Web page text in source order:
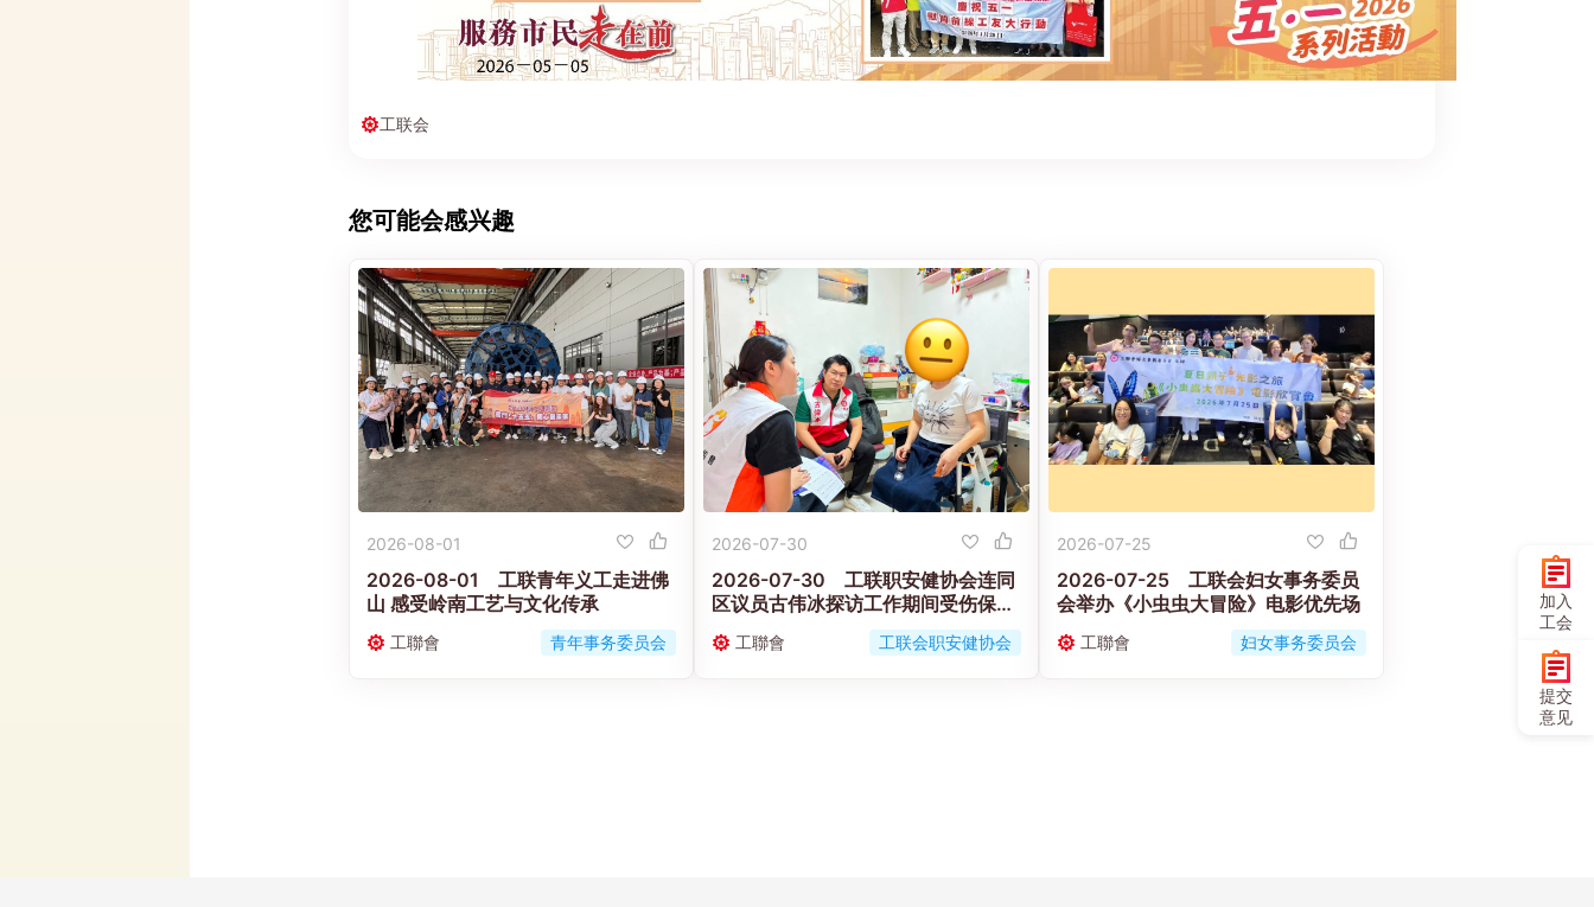
工联会
您可能会感兴趣
2026-08-01
2026-08-01 工联青年义工走进佛
山 感受岭南工艺与文化传承
工聯會 青年事务委员会
2026-07-30
2026-07-30 工联职安健协会连同
区议员古伟冰探访工作期间受伤保安
工聯會 工联会职安健协会
2026-07-25
2026-07-25 工联会妇女事务委员
会举办《小虫虫大冒险》电影优先场
工聯會 妇女事务委员会
加入
工会
提交
意见